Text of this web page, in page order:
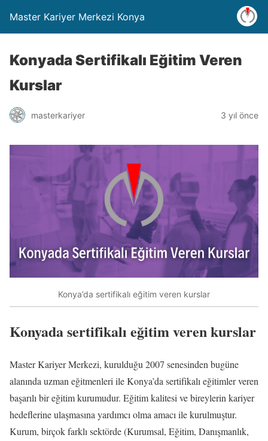
Master Kariyer Merkezi Konya
Konyada Sertifikalı Eğitim Veren
Kurslar
masterkariyer 3 yıl önce
Konya’da sertifikalı eğitim veren kurslar
Konyada sertifikalı eğitim veren kurslar
Master Kariyer Merkezi, kurulduğu 2007 senesinden bugüne
alanında uzman eğitmenleri ile Konya’da sertifikalı eğitimler veren
başarılı bir eğitim kurumudur. Eğitim kalitesi ve bireylerin kariyer
hedeflerine ulaşmasına yardımcı olma amacı ile kurulmuştur.
Kurum, birçok farklı sektörde (Kurumsal, Eğitim, Danışmanlık,